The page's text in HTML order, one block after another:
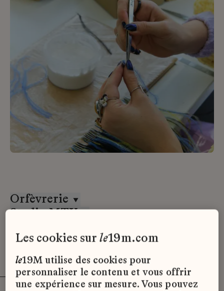
Orfèvrerie
Studio MTX
les cookies surle19m.com
le19M utilise des cookies pour
personnaliser le contenu et vous offrir
une expérience sur mesure. Vous pouvez